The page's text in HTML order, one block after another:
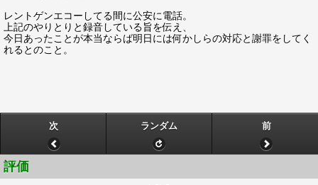
レントゲンエコーしてる間に公安に電話。
上記のやりとりと録音している旨を伝え、
今日あったことが本当ならば明日には何かしらの対応と謝罪をしてく
れるとのこと。
次 ランダム 前
評価